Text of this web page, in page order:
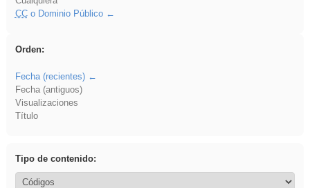
CCo Dominio Público
Orden:
Fecha (recientes)
Fecha (antiguos)
Visualizaciones
Título
Tipo de contenido: